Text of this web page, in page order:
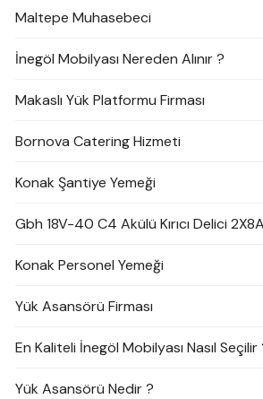
Maltepe Muhasebeci
İnegöl Mobilyası Nereden Alınır ?
Makaslı Yük Platformu Firması
Bornova Catering Hizmeti
Konak Şantiye Yemeği
Gbh 18V-40 C4 Akülü Kırıcı Delici
Konak Personel Yemeği
Yük Asansörü Firması
En Kaliteli İnegöl Mobilyası Nasıl Seçilir
Yük Asansörü Nedir ?